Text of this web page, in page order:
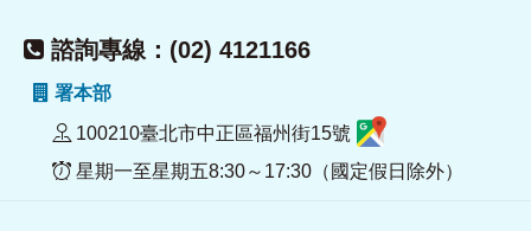
諮詢專線：(02) 4121166
署本部
100210臺北市中正區福州街15號
星期一至星期五8:30～17:30（國定假日除外）